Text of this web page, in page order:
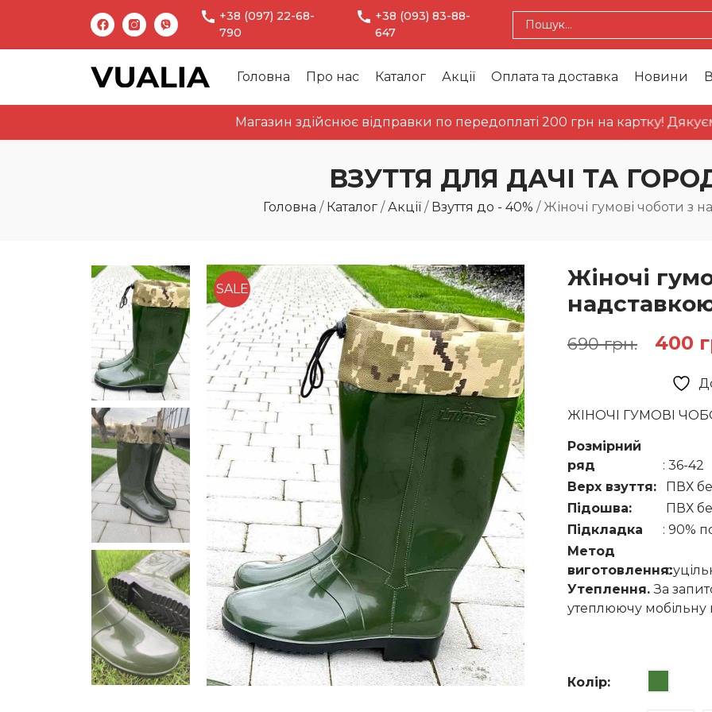
+38 (097) 22-68-
790
+38 (093) 83-88-
647
Головна Про нас Каталог Акції Оплата та доставка Новини
Магазин здійснює відправки по передоплаті 200 грн на картку! Дякуємо
ВЗУТТЯ ДЛЯ ДАЧІ ТА
Головна / Каталог / Акції / Взуття до - 40% /Жіночі гумові чоботи з
SALE
Жіночі
690грн.
ціна:
400
ЖІНОЧІ ГУМОВІ
Розмірний
ряд
: 36-42
Верх взуття:
ПВХ
Підошва:
ПВХ
Підкладка
: 90%
Метод
виготовлення:
Утеплення.За
утеплюючу мобільну
Колір: